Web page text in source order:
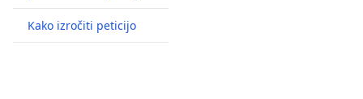
Kako izročiti peticijo